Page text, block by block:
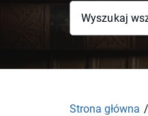
Wyszukaj
Strona główna